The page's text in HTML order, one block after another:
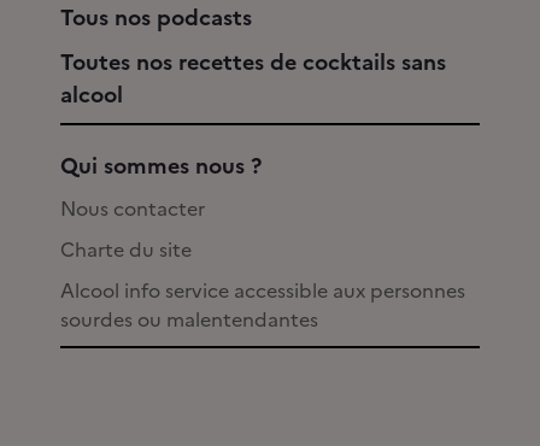
Tous nos podcasts
Toutes nos recettes de cocktails sans
alcool
Qui sommes nous ?
Nous contacter
Charte du site
Alcool info service accessible aux personnes
sourdes ou malentendantes